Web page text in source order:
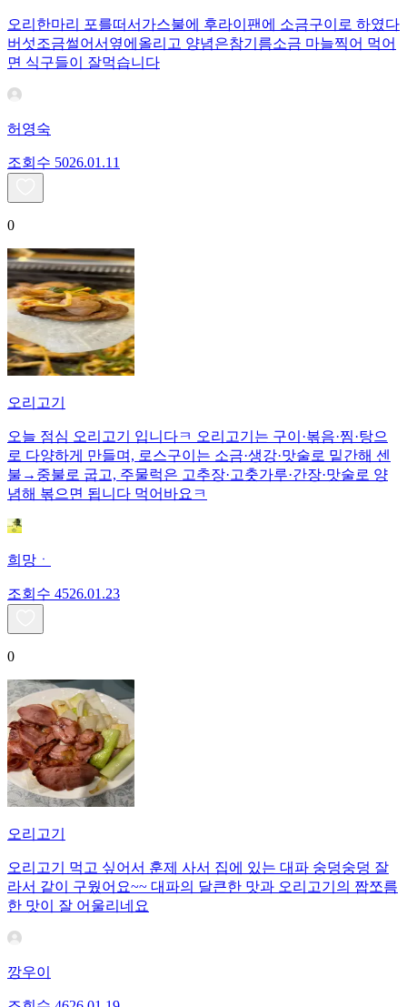
오리한마리 포를떠서가스불에 후라이팬에 소금구이로 하였다
버섯조금썰어서옆에올리고 양념은참기름소금 마늘찍어 먹어
면 식구들이 잘먹습니다
허영숙
조회수 5026.01.11
0
오리고기
오늘 점심 오리고기 입니다ㅋ 오리고기는 구이·볶음·찜·탕으
로 다양하게 만들며, 로스구이는 소금·생강·맛술로 밑간해 센
불→중불로 굽고, 주물럭은 고추장·고춧가루·간장·맛술로 양
념해 볶으면 됩니다 먹어바요ㅋ
희망ㆍ
조회수 4526.01.23
0
오리고기
오리고기 먹고 싶어서 훈제 사서 집에 있는 대파 숭덩숭덩 잘
라서 같이 구웠어요~~ 대파의 달큰한 맛과 오리고기의 짭쪼름
한 맛이 잘 어울리네요
깡우이